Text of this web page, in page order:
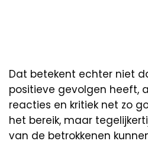
Dat betekent echter niet
positieve gevolgen heeft,
reacties en kritiek net zo
het bereik, maar
van de betrokkenen